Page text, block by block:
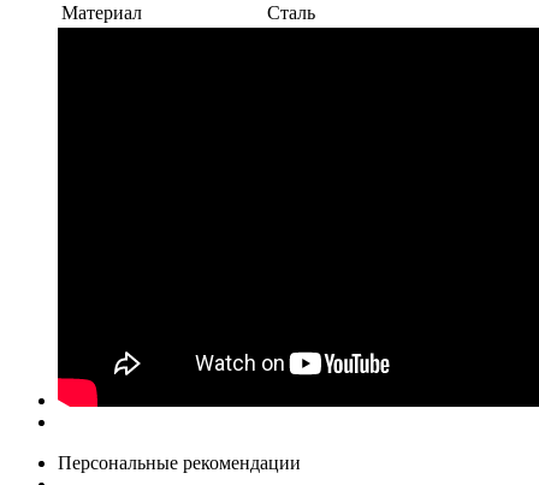
Материал
Сталь
Персональные рекомендации